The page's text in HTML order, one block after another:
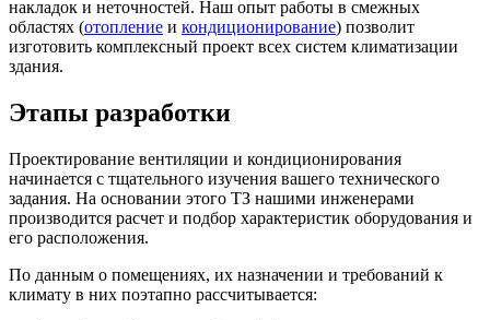
накладок и неточностей. Наш опыт работы в смежных
областях (отопление и кондиционирование) позволит
изготовить комплексный проект всех систем климатизации
здания.
Этапы разработки
Проектирование вентиляции и кондиционирования
начинается с тщательного изучения вашего технического
задания. На основании этого ТЗ нашими инженерами
производится расчет и подбор характеристик оборудования и
его расположения.
По данным о помещениях, их назначении и требований к
климату в них поэтапно рассчитывается: